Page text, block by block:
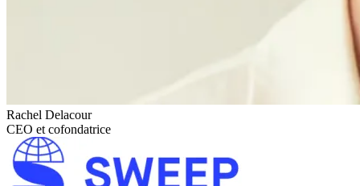
Rachel Delacour
CEO et cofondatrice